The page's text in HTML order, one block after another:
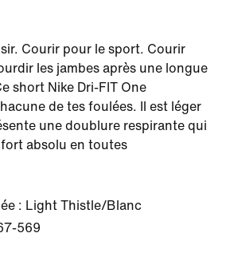
Courir pour le sport. Courir
les jambes après une longue
short Nike Dri-FIT One
de tes foulées. Il est léger
une doublure respirante qui
absolu en toutes
: Light Thistle/Blanc
569